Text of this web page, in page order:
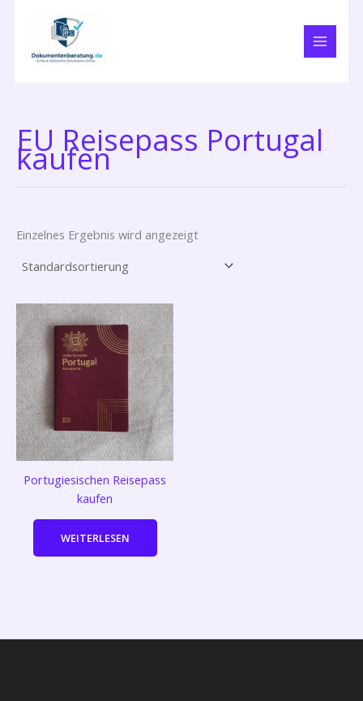
EU Reisepass Portugal
kaufen
Einzelnes Ergebnis wird angezeigt
Portugiesischen Reisepass
kaufen
WEITERLESEN